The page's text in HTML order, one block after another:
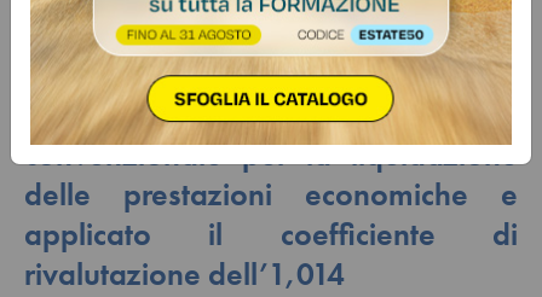
Pubblicato il Decreto del Ministero
del Lavoro n. 55/2026: fissata a
67.802,97 euro la retribuzione
convenzionale per la liquidazione
delle prestazioni economiche e
applicato il coefficiente di
rivalutazione dell’1,014